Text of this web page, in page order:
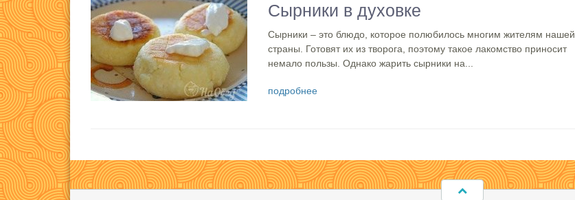
Сырники в духовке
Сырники – это блюдо, которое полюбилось многим жителям нашей
страны. Готовят их из творога, поэтому такое лакомство приносит
немало пользы. Однако жарить сырники на...
подробнее